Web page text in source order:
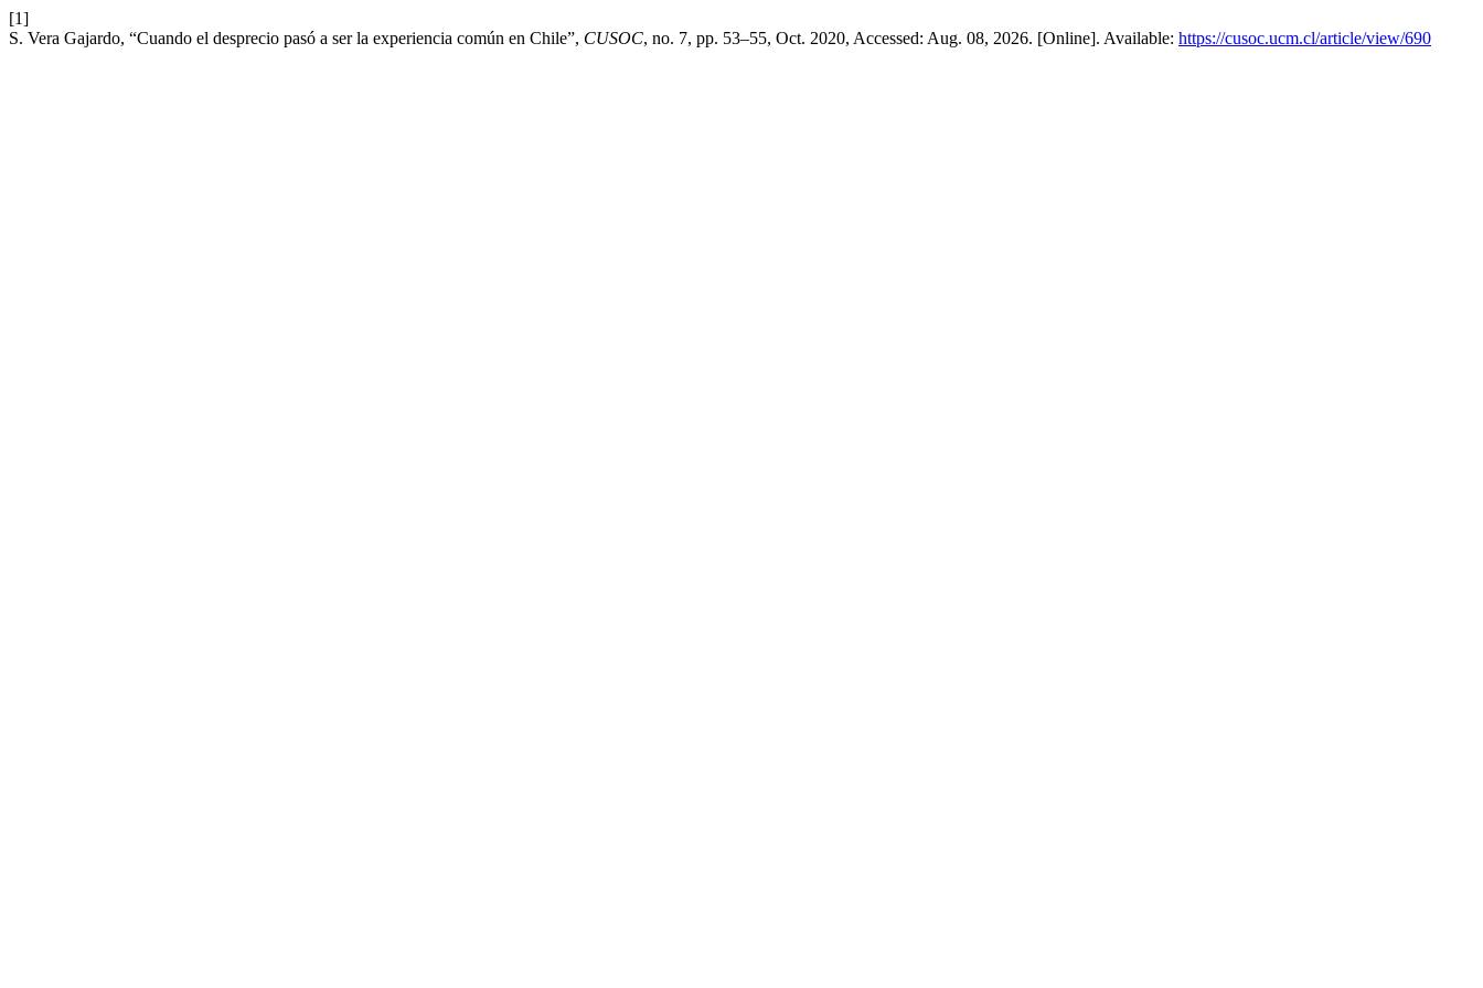
[1]
S. Vera Gajardo, “Cuando el desprecio pasó a ser la experiencia común en Chile”, CUSOC, no. 7, pp. 53–55, Oct. 2020, Accessed: Aug. 08, 2026. [Online]. Available: https://cusoc.ucm.cl/article/view/690